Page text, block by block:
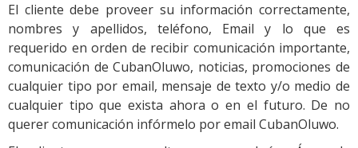
El cliente debe proveer su información correctamente,
nombres y apellidos, teléfono, Email y lo que es
requerido en orden de recibir comunicación importante,
comunicación de CubanOluwo, noticias, promociones de
cualquier tipo por email, mensaje de texto y/o medio de
cualquier tipo que exista ahora o en el futuro. De no
querer comunicación infórmelo por email CubanOluwo.